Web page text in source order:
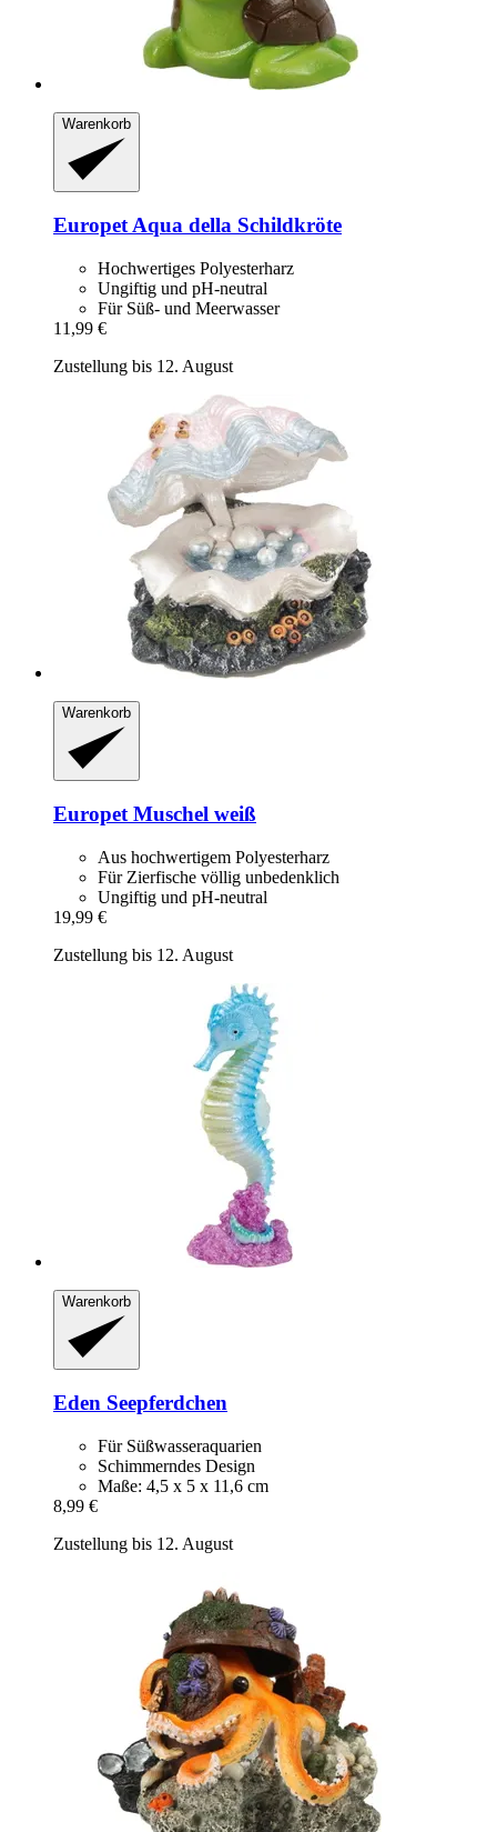
Warenkorb
Europet Aqua della Schildkröte
Hochwertiges Polyesterharz
Ungiftig und pH-neutral
Für Süß- und Meerwasser
11,99 €
Zustellung bis 12. August
Warenkorb
Europet Muschel weiß
Aus hochwertigem Polyesterharz
Für Zierfische völlig unbedenklich
Ungiftig und pH-neutral
19,99 €
Zustellung bis 12. August
Warenkorb
Eden Seepferdchen
Für Süßwasseraquarien
Schimmerndes Design
Maße: 4,5 x 5 x 11,6 cm
8,99 €
Zustellung bis 12. August